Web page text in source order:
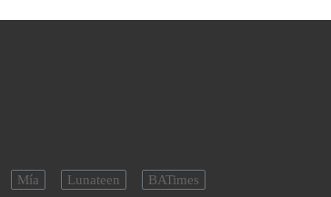
Mía Lunateen BATimes